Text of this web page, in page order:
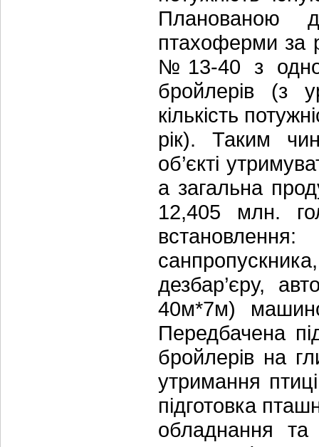
Планованою
птахоферми за
№13-40 з
бройлерів (з
кількість
рік). Таким
об’єкті
а загальна
12,405 млн.
дезбар’єру,
40м*7м)
Передбачена
бройлерів на
утримання
підготовка
обладнання та